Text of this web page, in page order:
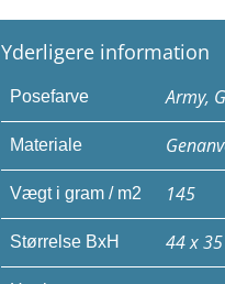
Yderligere information
Posefarve Army,
Materiale
Vægt i gram / m2 145
Størrelse BxH 44 x 35